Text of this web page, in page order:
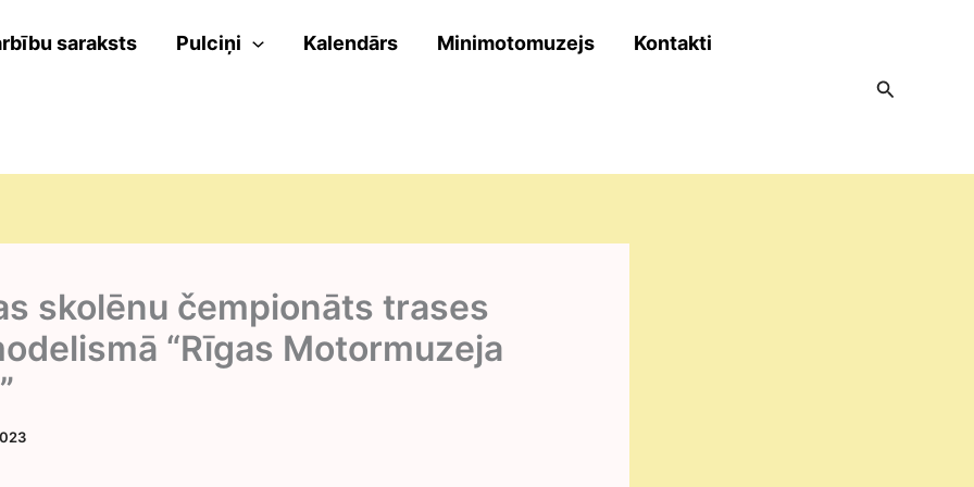
saraksts Pulciņi Kalendārs Minimotomuzejs Kontakti
Search
skolēnu čempionāts trases
“Rīgas Motormuzeja